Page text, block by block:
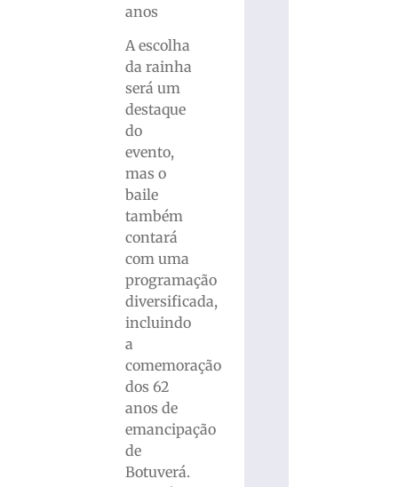
anos
A escolha
da rainha
será um
destaque
do
evento,
mas o
baile
também
contará
com uma
programação
diversificada,
incluindo
a
comemoração
dos 62
anos de
emancipação
de
Botuverá.